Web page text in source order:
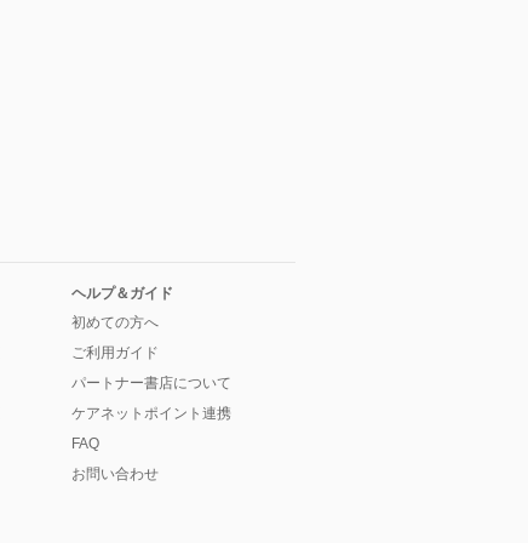
ヘルプ＆ガイド
初めての方へ
ご利用ガイド
パートナー書店について
ケアネットポイント連携
FAQ
お問い合わせ